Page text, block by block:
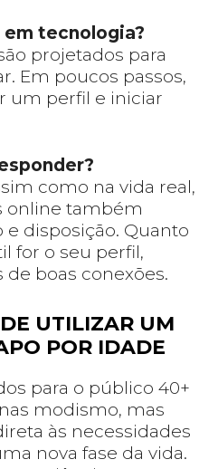
tecnologia?
projetados para
Em poucos passos,
um perfil e iniciar
como na vida real,
online também
disposição. Quanto
for o seu perfil,
de boas conexões.
UTILIZAR UM
POR IDADE
para o público 40+
modismo, mas
às necessidades
nova fase da vida.